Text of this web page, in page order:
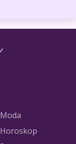
Moda
Horoskop